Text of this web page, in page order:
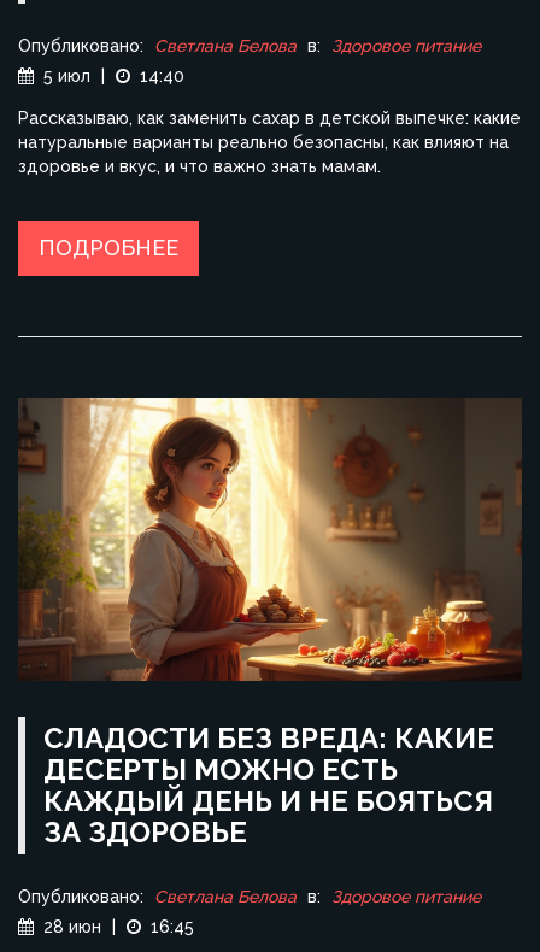
Опубликовано: Светлана Белова в:
Здоровое питание
5 июл
| 14:40
Рассказываю, как заменить сахар в детской выпечке: какие
натуральные варианты реально безопасны, как влияют на
здоровье и вкус, и что важно знать мамам.
ПОДРОБНЕЕ
СЛАДОСТИ БЕЗ ВРЕДА: КАКИЕ
ДЕСЕРТЫ МОЖНО ЕСТЬ
КАЖДЫЙ ДЕНЬ И НЕ БОЯТЬСЯ
ЗА ЗДОРОВЬЕ
Опубликовано: Светлана Белова в:
Здоровое питание
28 июн
16:45